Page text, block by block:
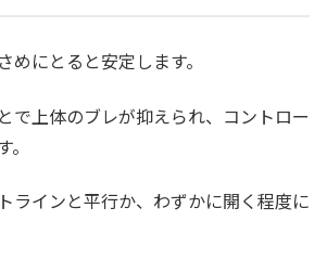
めにとると安定します。
で上体のブレが抑えられ、コントロー
ラインと平行か、わずかに開く程度に